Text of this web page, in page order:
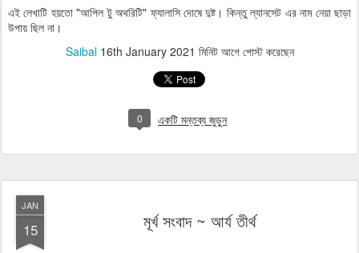
এই লেখাটি হয়তো "আপিল টু অথরিটি" ফ্যালাসি দোষে দুষ্ট। কিন্তু ল্যানসেট এর নাম নেয়া ছাড়া
উপায় ছিল না।
Saibal 16th January 2021 মিনিট আগে পোস্ট করেছেন
0 একটি মন্তব্য জুড়ুন
JAN
15 মূর্খ সংবাদ ~ আর্য তীর্থ